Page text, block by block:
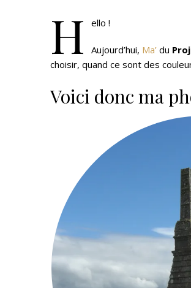
H ello !
Aujourd’hui, Ma’du
choisir, quand ce sont des
Voici donc ma